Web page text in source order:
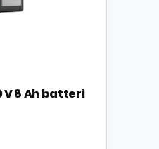
V 8 Ah batteri